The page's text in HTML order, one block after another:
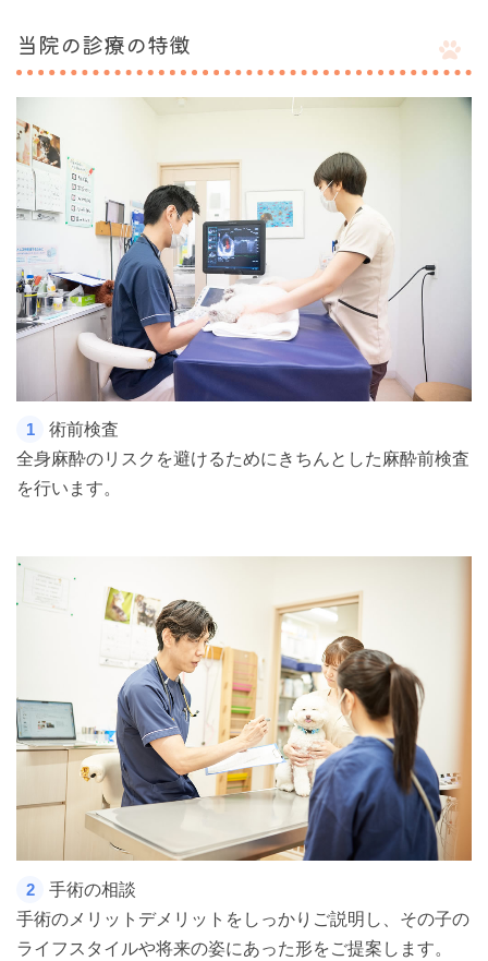
当院の診療の特徴
1
術前検査
全身麻酔のリスクを避けるためにきちんとした麻酔前検査
を行います。
2
手術の相談
手術のメリットデメリットをしっかりご説明し、その子の
ライフスタイルや将来の姿にあった形をご提案します。